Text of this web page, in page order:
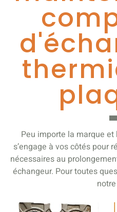
Peu importe la marque et
s’engage à vos côtés pour
nécessaires au
échangeur. Pour toutes
notre